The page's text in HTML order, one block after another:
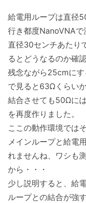
給電用ループは直径
行き都度NanoVNAで
直径30センチあたり
るとどうなるのか確
残念ながら25cmに
で見ると63Ωくらい
結合させても50Ωに
を再度作りました。
ここの動作環境では
メインループと給電
れませんね、ワシも
から・・・
少し説明すると、給
ループとの結合が強